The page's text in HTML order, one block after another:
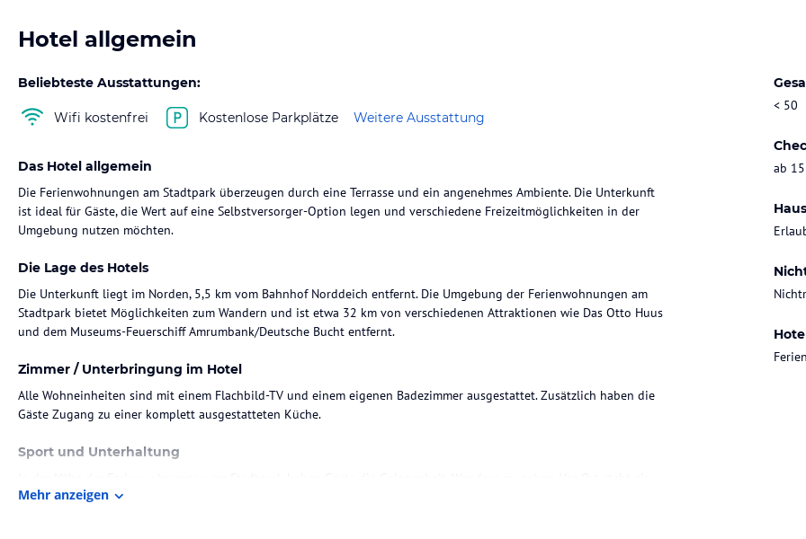
Hotel allgemein
Beliebteste Ausstattungen:
Wifi kostenfrei Kostenlose Parkplätze Weitere Ausstattung
< 50
ab
Das Hotel allgemein
Die Ferienwohnungen am Stadtpark überzeugen durch eine Terrasse und ein angenehmes Ambiente. Die Unterkunft
ist ideal für Gäste, die Wert auf eine Selbstversorger-Option legen und verschiedene Freizeitmöglichkeiten in der
Umgebung nutzen möchten.
Die Lage des Hotels
Die Unterkunft liegt im Norden, 5,5 km vom Bahnhof Norddeich entfernt. Die Umgebung der Ferienwohnungen am
Stadtpark bietet Möglichkeiten zum Wandern und ist etwa 32 km von verschiedenen Attraktionen wie Das Otto Huus
und dem Museums-Feuerschiff Amrumbank/Deutsche Bucht entfernt.
Zimmer / Unterbringung im Hotel
Alle Wohneinheiten sind mit einem Flachbild-TV und einem eigenen Badezimmer ausgestattet. Zusätzlich haben die
Gäste Zugang zu einer komplett ausgestatteten Küche.
Sport und Unterhaltung
Garten zur Nutzung bereit.
Mehr anzeigen